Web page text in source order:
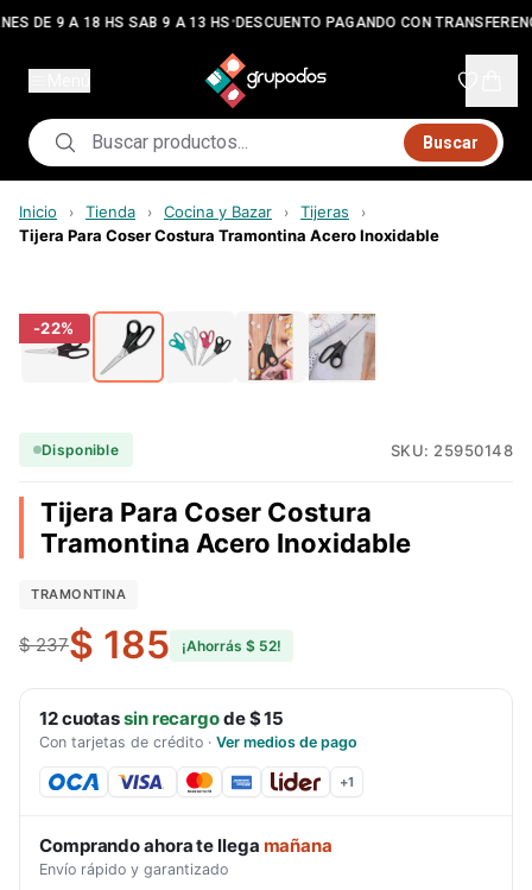
DE 9 A 18 HS SAB 9 A 13 HS•DESCUENTO PAGANDO CON
Buscar
Inicio › Tienda › Cocina y Bazar › Tijeras ›
Tijera Para Coser Costura Tramontina Acero Inoxidable
-22%
Disponible SKU: 25950148
Tijera Para Coser Costura
Tramontina Acero Inoxidable
TRAMONTINA
$ 237$ 185 ¡Ahorrás $ 52!
12cuotassin recargode$ 15
Con tarjetas de crédito · Ver medios de pago
+1
Comprando ahora te llega mañana
Envío rápido y garantizado